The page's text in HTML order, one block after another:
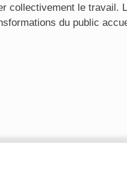
collectivement le travail.
du public